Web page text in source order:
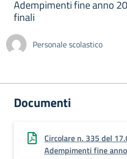
Adempimenti fine anno
finali
Personale scolastico
Documenti
Circolare n. 335 del
Adempimenti fine